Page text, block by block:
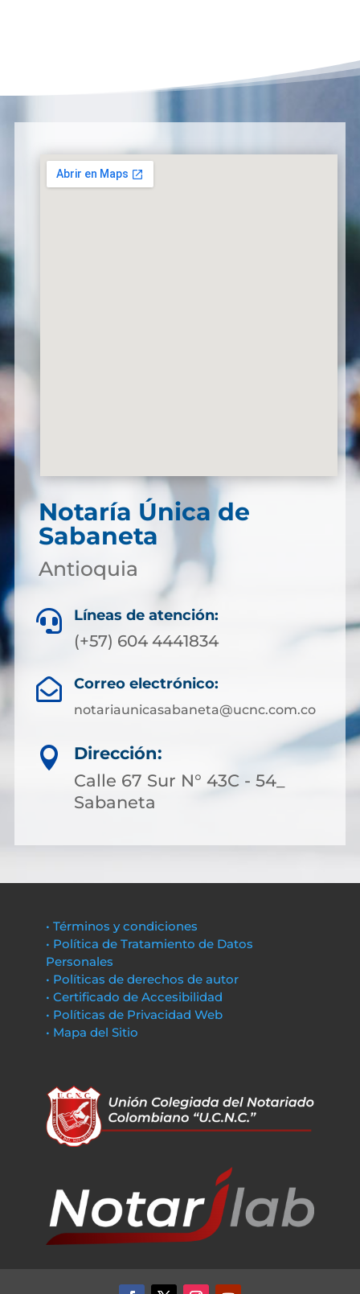
Notaría Única de
Sabaneta
Antioquia
 Líneas de atención:
(+57) 604 4441834
 Correo electrónico:
notariaunicasabaneta@ucnc.com.co

Dirección:
Calle 67 Sur N° 43C - 54_
Sabaneta
• Términos y condiciones
• Política de Tratamiento de Datos
Personales
• Políticas de derechos de autor
• Certificado de Accesibilidad
• Políticas de Privacidad Web
• Mapa del Sitio